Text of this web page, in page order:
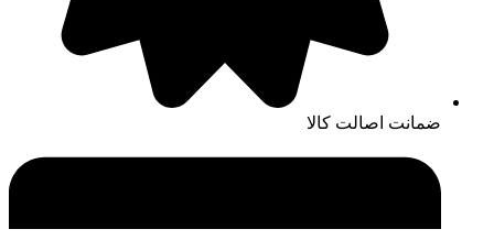
ضمانت اصالت کالا